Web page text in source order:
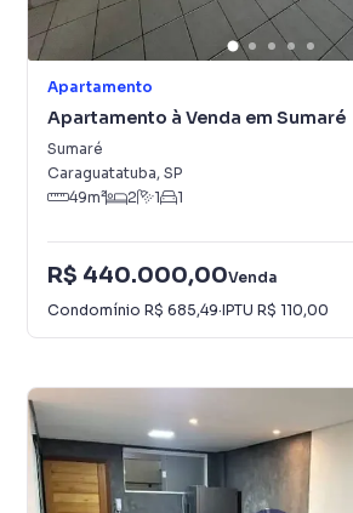
Apartamento
Apartamento à Venda em Sumaré
Sumaré
Caraguatatuba, SP
49m² 2 1 1
R$ 440.000,00Venda
Condomínio R$ 685,49·IPTU R$ 110,00